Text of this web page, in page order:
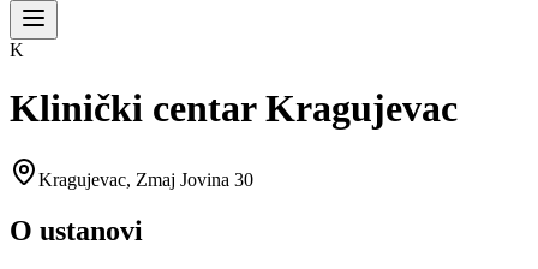
K
Klinički centar Kragujevac
Kragujevac, Zmaj Jovina 30
O ustanovi